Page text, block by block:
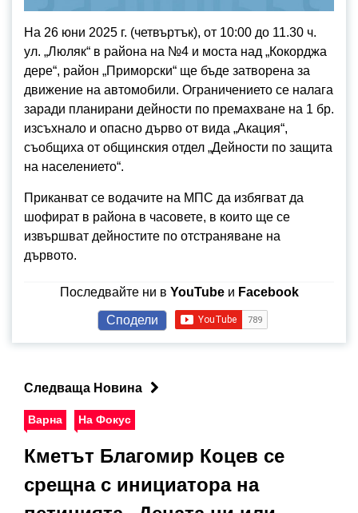
На 26 юни 2025 г. (четвъртък), от 10:00 до 11.30 ч.
ул. „Люляк“ в района на №4 и моста над „Кокорджа
дере“, район „Приморски“ ще бъде затворена за
движение на автомобили. Ограничението се налага
заради планирани дейности по премахване на 1 бр.
изсъхнало и опасно дърво от вида „Акация“,
съобщиха от общинския отдел „Дейности по защита
на населението“.
Приканват се водачите на МПС да избягват да
шофират в района в часовете, в които ще се
извършват дейностите по отстраняване на
дървото.
Последвайте ни в YouTubeи Facebook
Сподели
Следваща Новина
Варна На Фокус
Кметът Благомир Коцев се
срещна с инициатора на